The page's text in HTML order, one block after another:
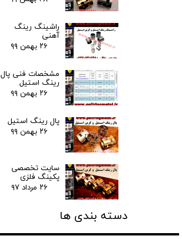
راشینگ رینگ
آهنی
۲۶ بهمن ۹۹
مشخصات فنی پال
رینگ استیل
۲۶ بهمن ۹۹
پال رینگ استیل
۲۶ بهمن ۹۹
سایت تخصصی
پکینگ فلزی
۲۶ مرداد ۹۷
دسته بندی ها